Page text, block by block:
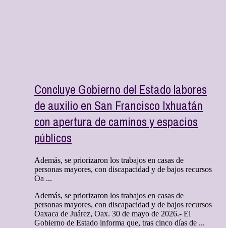
Concluye Gobierno del Estado labores
de auxilio en San Francisco Ixhuatán
con apertura de caminos y espacios
públicos
Además, se priorizaron los trabajos en casas de
personas mayores, con discapacidad y de bajos recursos
Oa ...
Además, se priorizaron los trabajos en casas de
personas mayores, con discapacidad y de bajos recursos
Oaxaca de Juárez, Oax. 30 de mayo de 2026.- El
Gobierno de Estado informa que, tras cinco días de ...